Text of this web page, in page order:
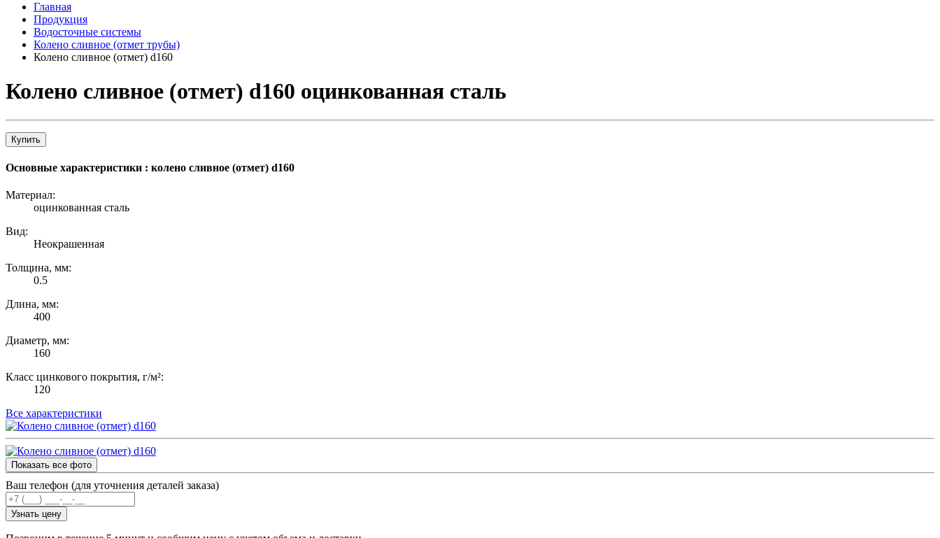
Главная
Продукция
Водосточные системы
Колено сливное (отмет трубы)
Колено сливное (отмет) d160
Колено сливное (отмет) d160 оцинкованная сталь
Купить
Основные характеристики : колено сливное (отмет) d160
Материал:
оцинкованная сталь
Вид:
Неокрашенная
Толщина, мм:
0.5
Длина, мм:
400
Диаметр, мм:
160
Класс цинкового покрытия, г/м²:
120
Все характеристики
Показать все фото
Ваш телефон (для уточнения деталей заказа)
Узнать цену